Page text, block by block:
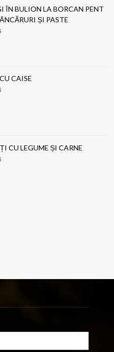
ÎN BULION LA BORCAN PENT
ȘI PASTE
CAISE
CU LEGUME ȘI CARNE